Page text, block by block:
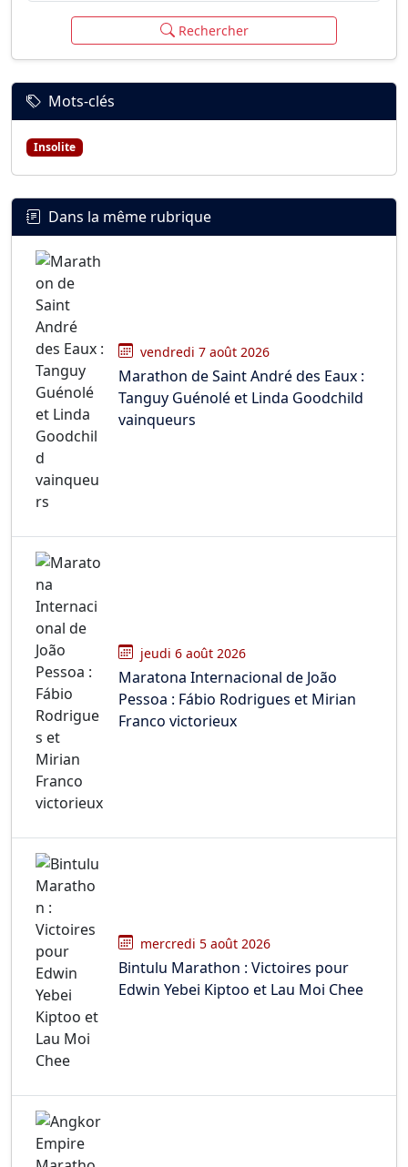
Rechercher
Mots-clés
Insolite
Dans la même rubrique
vendredi 7 août 2026
Marathon de Saint André des Eaux :
Tanguy Guénolé et Linda Goodchild
vainqueurs
jeudi 6 août 2026
Maratona Internacional de João
Pessoa : Fábio Rodrigues et Mirian
Franco victorieux
mercredi 5 août 2026
Bintulu Marathon : Victoires pour
Edwin Yebei Kiptoo et Lau Moi Chee